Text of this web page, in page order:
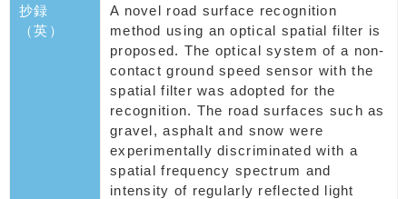
抄録
（英）
A novel road surface recognition
method using an optical spatial filter is
proposed. The optical system of a non-
contact ground speed sensor with the
spatial filter was adopted for the
recognition. The road surfaces such as
gravel, asphalt and snow were
experimentally discriminated with a
spatial frequency spectrum and
intensity of regularly reflected light